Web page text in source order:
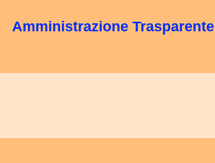
Amministrazione Trasparente